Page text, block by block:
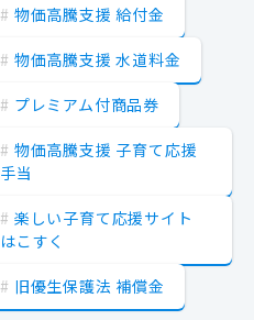
物価高騰支援 給付金
物価高騰支援 水道料金
プレミアム付商品券
物価高騰支援 子育て応援
手当
楽しい子育て応援サイト
はこすく
旧優生保護法 補償金